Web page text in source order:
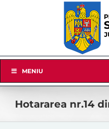
Navigation
MENIU
Hotararea nr.14